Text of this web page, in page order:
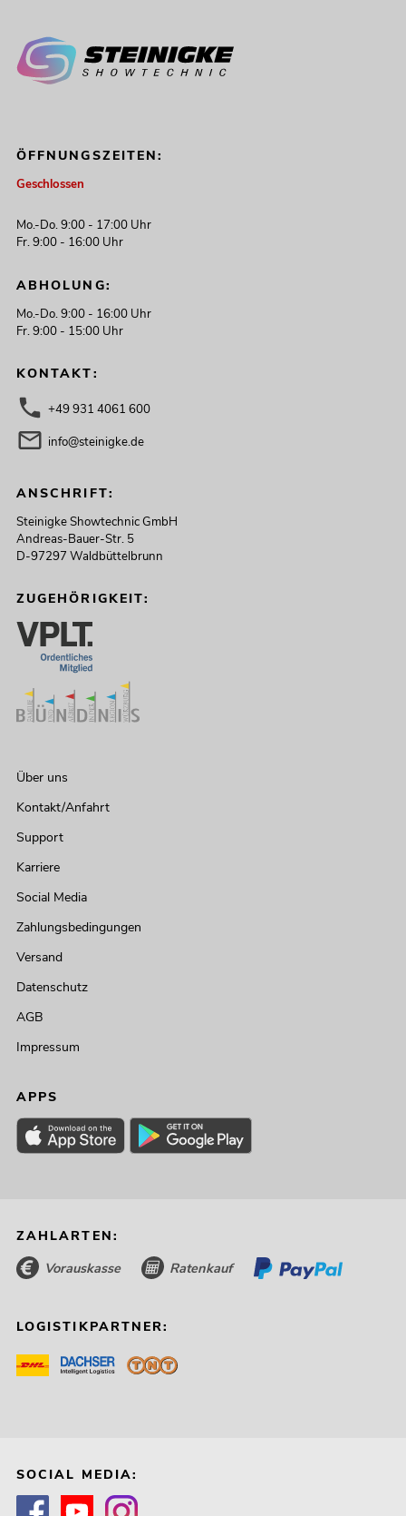
ÖFFNUNGSZEITEN:
Geschlossen
Mo.-Do. 9:00 - 17:00 Uhr
Fr. 9:00 - 16:00 Uhr
ABHOLUNG:
Mo.-Do. 9:00 - 16:00 Uhr
Fr. 9:00 - 15:00 Uhr
KONTAKT:
+49 931 4061 600
info@steinigke.de
ANSCHRIFT:
Steinigke Showtechnic GmbH
Andreas-Bauer-Str. 5
D-97297 Waldbüttelbrunn
ZUGEHÖRIGKEIT:
Über uns
Kontakt/Anfahrt
Support
Karriere
Social Media
Zahlungsbedingungen
Versand
Datenschutz
AGB
Impressum
APPS
ZAHLARTEN:
Vorauskasse Ratenkauf
LOGISTIKPARTNER:
SOCIAL MEDIA: